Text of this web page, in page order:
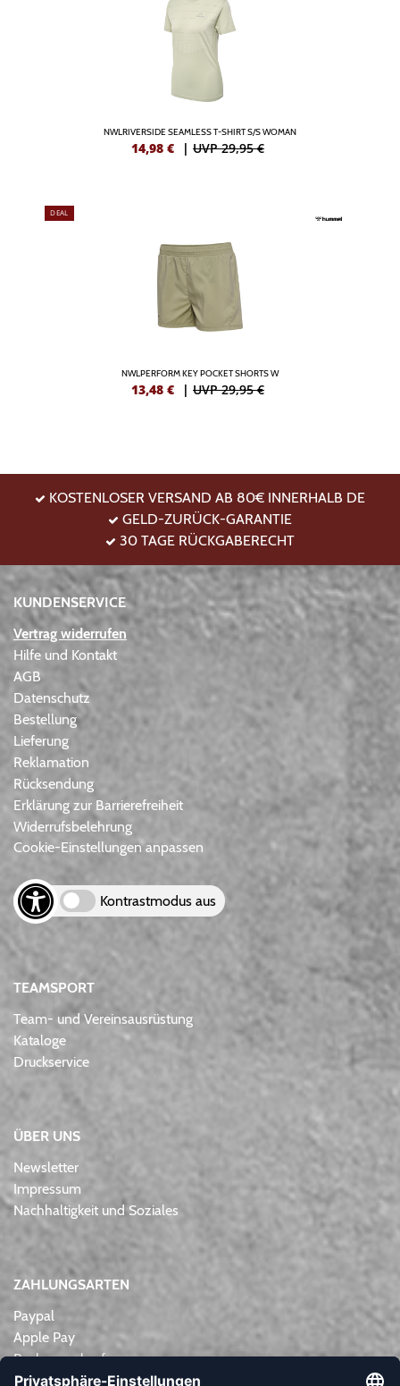
NWLRIVERSIDE SEAMLESS T-SHIRT S/S WOMAN
14,98 € | UVP 29,95 €
DEAL
NWLPERFORM KEY POCKET SHORTS W
13,48 € | UVP 29,95 €
KOSTENLOSER VERSAND AB 80€ INNERHALB DE
GELD-ZURÜCK-GARANTIE
30 TAGE RÜCKGABERECHT
KUNDENSERVICE
Vertrag widerrufen
Hilfe und Kontakt
AGB
Datenschutz
Bestellung
Lieferung
Reklamation
Rücksendung
Erklärung zur Barrierefreiheit
Widerrufsbelehrung
Cookie-Einstellungen anpassen
Kontrastmodus aus
TEAMSPORT
Team- und Vereinsausrüstung
Kataloge
Druckservice
ÜBER UNS
Newsletter
Impressum
Nachhaltigkeit und Soziales
ZAHLUNGSARTEN
Paypal
Apple Pay
Rechnungskauf
Lastschrift